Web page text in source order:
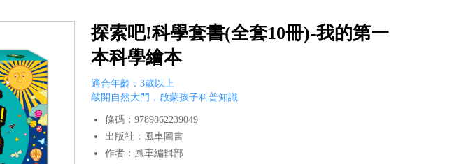
探索吧!科學套書(全套10冊)-我的第一
本科學繪本
適合年齡：3歲以上
敲開自然大門，啟蒙孩子科普知識
條碼：9789862239049
出版社：風車圖書
作者：風車編輯部